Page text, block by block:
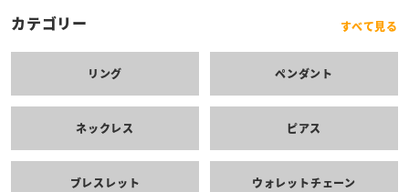
カテゴリー すべて見る
リング ペンダント
ネックレス ピアス
ブレスレット ウォレットチェーン